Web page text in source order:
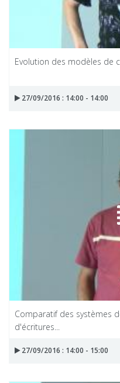
Evolution des modèles de
27/09/2016 : 14:00 - 14:00
Comparatif des systèmes
d'écritures...
27/09/2016 : 14:00 - 15:00